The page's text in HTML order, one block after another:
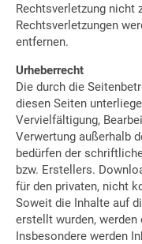
Rechtsverletzung nicht
Rechtsverletzungen
entfernen.
Urheberrecht
Die durch die
diesen Seiten
Vervielfältigung,
Verwertung außerhalb
bedürfen der
bzw. Erstellers.
für den privaten, nicht
Soweit die Inhalte auf
erstellt wurden,
Insbesondere werden